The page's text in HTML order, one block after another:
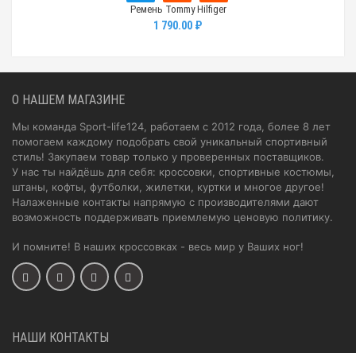
Ремень Tommy Hilfiger
1 790.00 ₽
О НАШЕМ МАГАЗИНЕ
Мы команда Sport-life124, работаем с 2012 года, более 8 лет
помогаем каждому подобрать свой уникальный спортивный
стиль! Закупаем товар только у проверенных поставщиков.
У нас ты найдёшь для себя: кроссовки, спортивные костюмы,
штаны, кофты, футболки, жилетки, куртки и многое другое!
Налаженные контакты напрямую с производителями дают
возможность поддерживать приемлемую ценовую политику.
И помните! В наших кроссовках - весь мир у Ваших ног!
НАШИ КОНТАКТЫ